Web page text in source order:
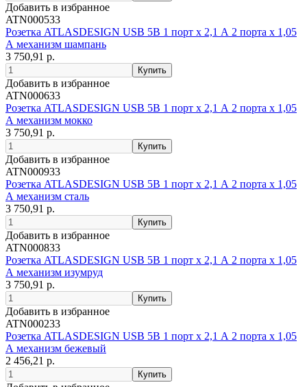
Добавить в избранное
ATN000533
Розетка ATLASDESIGN USB 5В 1 порт x 2,1 А 2 порта х 1,05
А механизм шампань
3 750,91 р.
Добавить в избранное
ATN000633
Розетка ATLASDESIGN USB 5В 1 порт x 2,1 А 2 порта х 1,05
А механизм мокко
3 750,91 р.
Добавить в избранное
ATN000933
Розетка ATLASDESIGN USB 5В 1 порт x 2,1 А 2 порта х 1,05
А механизм сталь
3 750,91 р.
Добавить в избранное
ATN000833
Розетка ATLASDESIGN USB 5В 1 порт x 2,1 А 2 порта х 1,05
А механизм изумруд
3 750,91 р.
Добавить в избранное
ATN000233
Розетка ATLASDESIGN USB 5В 1 порт x 2,1 А 2 порта х 1,05
А механизм бежевый
2 456,21 р.